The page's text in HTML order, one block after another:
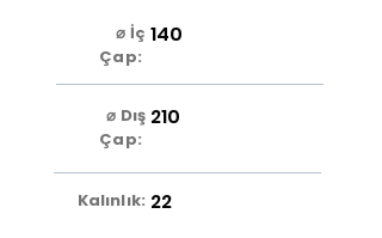
⌀ İç
Çap:
140
⌀ Dış
Çap:
210
Kalınlık: 22